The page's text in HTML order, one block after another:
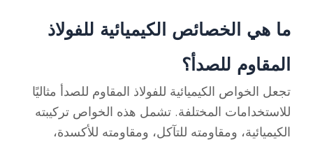
ما هي الخصائص الكيميائية للفولاذ
المقاوم للصدأ؟
تجعل الخواص الكيميائية للفولاذ المقاوم للصدأ مثاليًا
للاستخدامات المختلفة. تشمل هذه الخواص تركيبته
الكيميائية، ومقاومته للتآكل، ومقاومته للأكسدة،